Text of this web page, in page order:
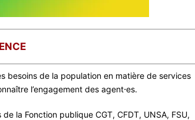
besoins de la population en matière de services
l’engagement des agent⋅es.
la Fonction publique CGT, CFDT, UNSA, FSU,